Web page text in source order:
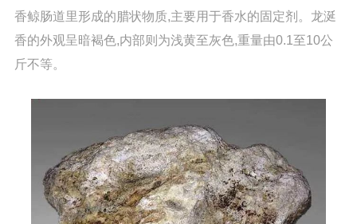
香鲸肠道里形成的腊状物质,主要用于香水的固定剂。龙涎
香的外观呈暗褐色,内部则为浅黄至灰色,重量由0.1至10公
斤不等。